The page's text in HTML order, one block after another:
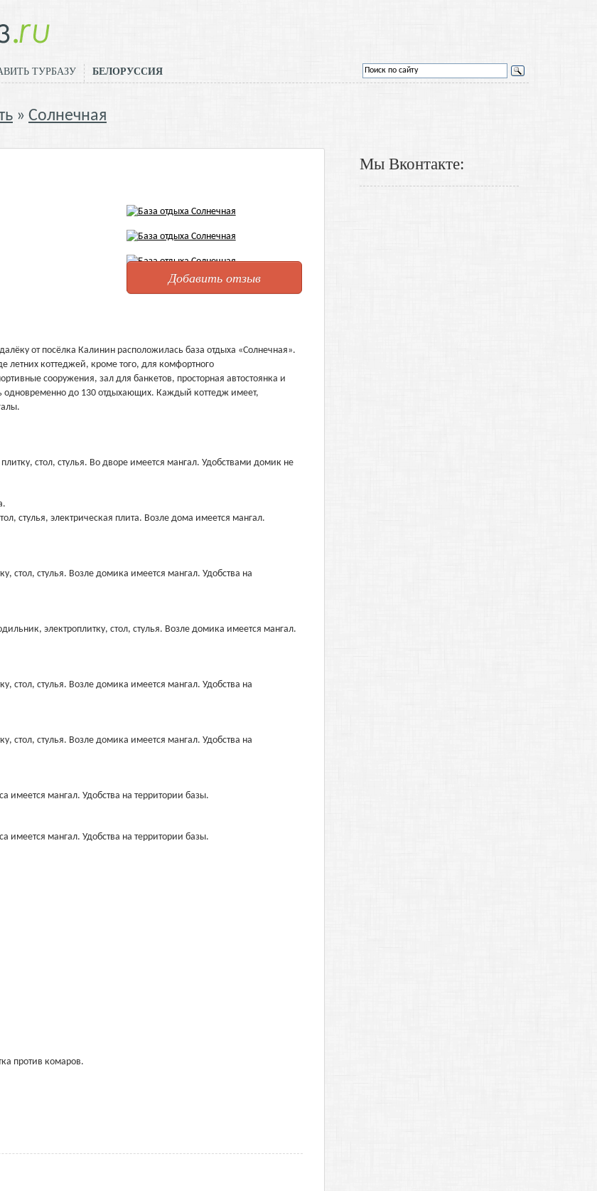
ТУРБАЗУ БЕЛОРУССИЯ
Солнечная
Добавить отзыв
от посёлка Калинин расположилась база отдыха «Солнечная».
летних коттеджей, кроме того, для комфортного
сооружения, зал для банкетов, просторная автостоянка и
до 130 отдыхающих. Каждый коттедж имеет,
стол, стулья. Во дворе имеется мангал. Удобствами домик не
стулья, электрическая плита. Возле дома имеется мангал.
стол, стулья. Возле домика имеется мангал. Удобства на
электроплитку, стол, стулья. Возле домика имеется мангал.
стол, стулья. Возле домика имеется мангал. Удобства на
стол, стулья. Возле домика имеется мангал. Удобства на
имеется мангал. Удобства на территории базы.
имеется мангал. Удобства на территории базы.
против комаров.
Мы Вконтакте: